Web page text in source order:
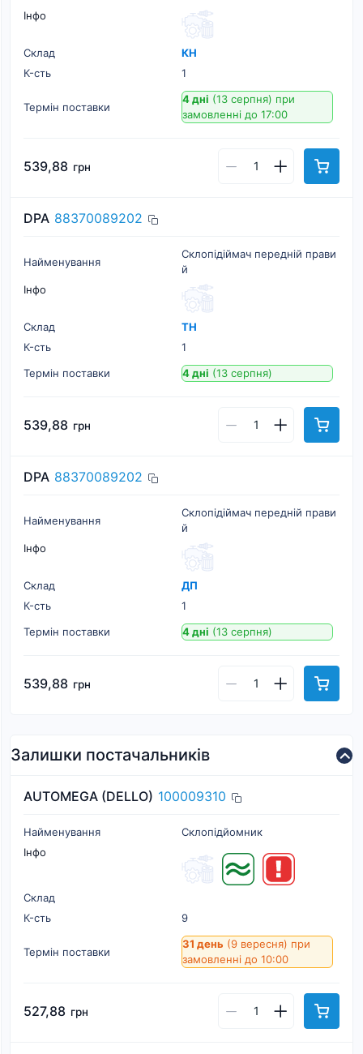
Інфо
Склад
КН
К-cть
1
Термін поставки
4 дні (13 серпня) при
замовленні до 17:00
539,88 грн
DPA 88370089202
Найменування
Склопідіймач передній прави
й
Інфо
Склад
ТН
К-cть
1
Термін поставки
4 дні (13 серпня)
539,88 грн
DPA 88370089202
Найменування
Склопідіймач передній прави
й
Інфо
Склад
ДП
К-cть
1
Термін поставки
4 дні (13 серпня)
539,88 грн
Залишки постачальників
AUTOMEGA (DELLO) 100009310
Найменування
Склопідйомник
Інфо
Склад
К-cть
9
Термін поставки
31 день (9 вересня) при
замовленні до 10:00
527,88 грн